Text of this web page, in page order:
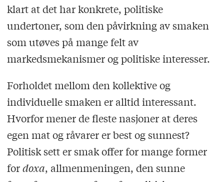
klart at det har konkrete, politiske
undertoner, som den påvirkning av smaken
som utøves på mange felt av
markedsmekanismer og politiske interesser.
Forholdet mellom den kollektive og
individuelle smaken er alltid interessant.
Hvorfor mener de fleste nasjoner at deres
egen mat og råvarer er best og sunnest?
Politisk sett er smak offer for mange former
fordoxa, allmenmeningen, den sunne